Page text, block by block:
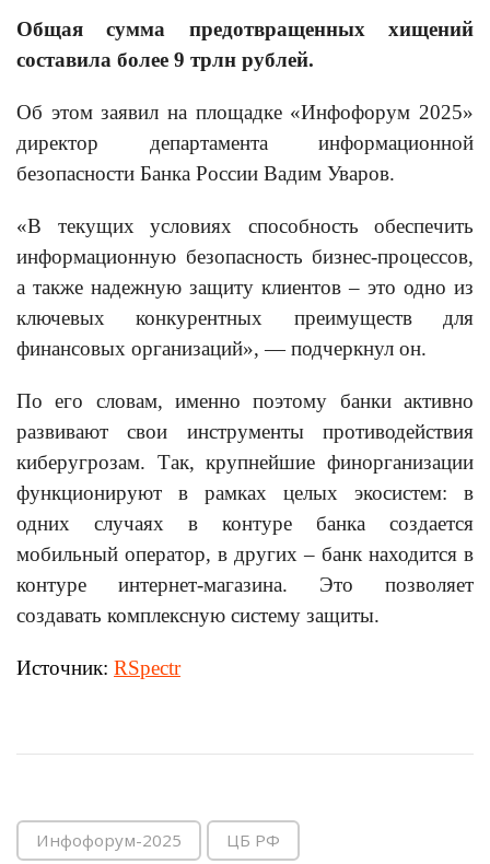
Общая сумма предотвращенных хищений
составила более 9 трлн рублей.
Об этом заявил на площадке «Инфофорум 2025»
директор департамента информационной
безопасности Банка России Вадим Уваров.
«В текущих условиях способность обеспечить
информационную безопасность бизнес-процессов,
а также надежную защиту клиентов – это одно из
ключевых конкурентных преимуществ для
финансовых организаций», — подчеркнул он.
По его словам, именно поэтому банки активно
развивают свои инструменты противодействия
киберугрозам. Так, крупнейшие финорганизации
функционируют в рамках целых экосистем: в
одних случаях в контуре банка создается
мобильный оператор, в других – банк находится в
контуре интернет-магазина. Это позволяет
создавать комплексную систему защиты.
Источник: RSpectr
Инфофорум-2025 ЦБ РФ